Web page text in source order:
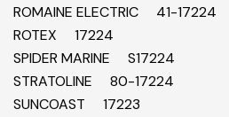
ROMAINE ELECTRIC 41-17224
ROTEX 17224
SPIDER MARINE S17224
STRATOLINE 80-17224
SUNCOAST 17223